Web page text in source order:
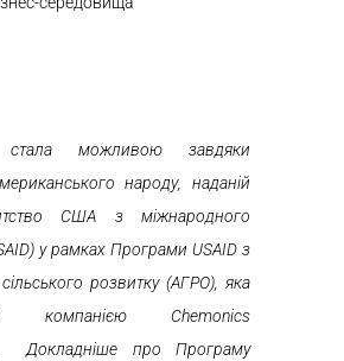
стала можливою завдяки
народу, наданій
США з міжнародного
у рамках Програми USAID з
розвитку (АГРО), яка
компанією Chemonics
Докладніше про Програму